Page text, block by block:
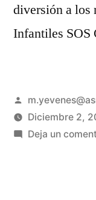
diversión a los
Infantiles SOS
Diciembre 2,
Deja un